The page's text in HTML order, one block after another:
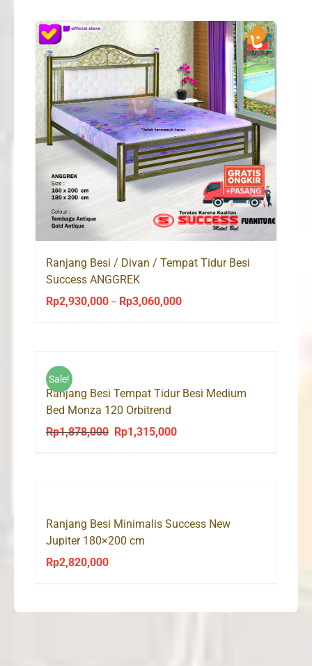
Ranjang Besi / Divan / Tempat Tidur Besi
Success ANGGREK
Rp2,930,000 – Rp3,060,000Price
Sale!
Ranjang Besi Tempat Tidur Besi Medium
Bed Monza 120 Orbitrend
Rp1,878,000
Original
Rp1,315,000Current
Ranjang Besi Minimalis Success New
Jupiter 180×200 cm
Rp2,820,000